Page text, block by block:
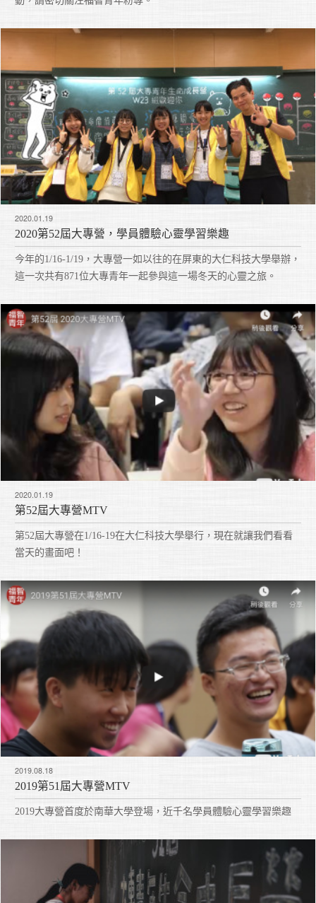
2020.01.19
2020第52屆大專營，學員體驗心靈學習樂趣
今年的1/16-1/19，大專營一如以往的在屏東的大仁科技大學舉辦，
這一次共有871位大專青年一起參與這一場冬天的心靈之旅。
2020.01.19
第52屆大專營MTV
第52屆大專營在1/16-19在大仁科技大學舉行，現在就讓我們看看
當天的畫面吧！
2019.08.18
2019第51屆大專營MTV
2019大專營首度於南華大學登場，近千名學員體驗心靈學習樂趣